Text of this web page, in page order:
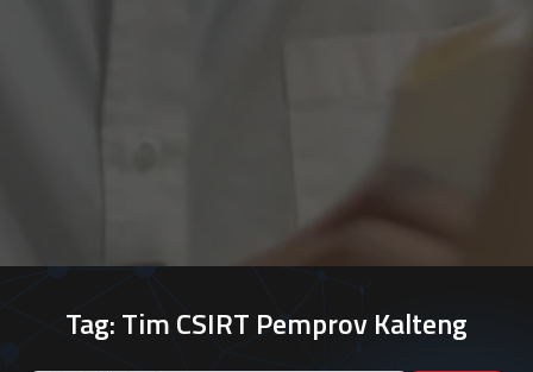
Tag:Tim CSIRT Pemprov Kalteng